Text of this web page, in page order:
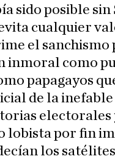
sido posible sin
cualquier
el sanchismo
inmoral como
papagayos
de la
electorales
lobista por fin
los satélites